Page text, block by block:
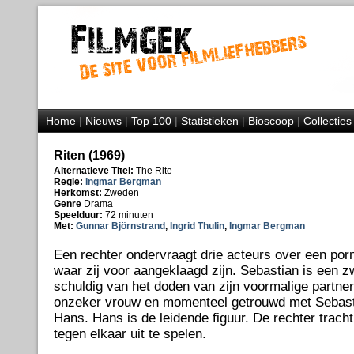
Home|Nieuws|Top 100|Statistieken|Bioscoop|Collecties
Riten (1969)
Alternatieve Titel: The Rite
Regie: Ingmar Bergman
Herkomst: Zweden
Genre Drama
Speelduur: 72 minuten
Met: Gunnar Björnstrand, Ingrid Thulin, Ingmar Bergman
Een rechter ondervraagt drie acteurs over een
waar zij voor aangeklaagd zijn. Sebastian is een
schuldig van het doden van zijn voormalige
onzeker vrouw en momenteel getrouwd met
Hans. Hans is de leidende figuur. De rechter
tegen elkaar uit te spelen.